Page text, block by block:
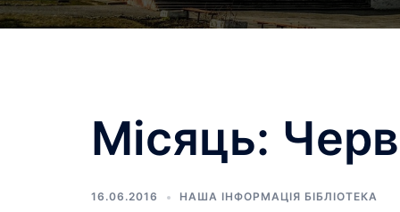
Місяць:
16.06.2016 НАША ІНФОРМАЦІЯ БІБЛІОТЕКА